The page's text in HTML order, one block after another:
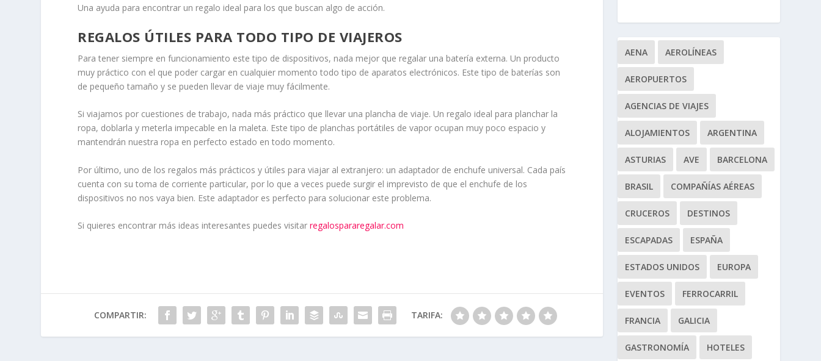
Una ayuda para encontrar un regalo ideal para los que buscan algo de acción.
REGALOS ÚTILES PARA TODO TIPO DE VIAJEROS
Para tener siempre en funcionamiento este tipo de dispositivos, nada mejor que regalar una batería externa. Un producto
muy práctico con el que poder cargar en cualquier momento todo tipo de aparatos electrónicos. Este tipo de baterías son
de pequeño tamaño y se pueden llevar de viaje muy fácilmente.
Si viajamos por cuestiones de trabajo, nada más práctico que llevar una plancha de viaje. Un regalo ideal para planchar la
ropa, doblarla y meterla impecable en la maleta. Este tipo de planchas portátiles de vapor ocupan muy poco espacio y
mantendrán nuestra ropa en perfecto estado en todo momento.
Por último, uno de los regalos más prácticos y útiles para viajar al extranjero: un adaptador de enchufe universal. Cada país
cuenta con su toma de corriente particular, por lo que a veces puede surgir el imprevisto de que el enchufe de los
dispositivos no nos vaya bien. Este adaptador es perfecto para solucionar este problema.
Si quieres encontrar más ideas interesantes puedes visitarregalospararegalar.com
COMPARTIR: TARIFA:
AENA AEROLÍNEAS
AEROPUERTOS
AGENCIAS DE VIAJES
ALOJAMIENTOS ARGENTINA
ASTURIAS AVE BARCELONA
BRASIL COMPAÑÍAS AÉREAS
CRUCEROS DESTINOS
ESCAPADAS ESPAÑA
ESTADOS UNIDOS EUROPA
EVENTOS FERROCARRIL
FRANCIA GALICIA
GASTRONOMÍA HOTELES